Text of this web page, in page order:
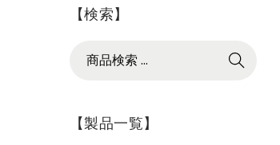
シ
動
ツ【検索】
象
検索
【製品一覧】